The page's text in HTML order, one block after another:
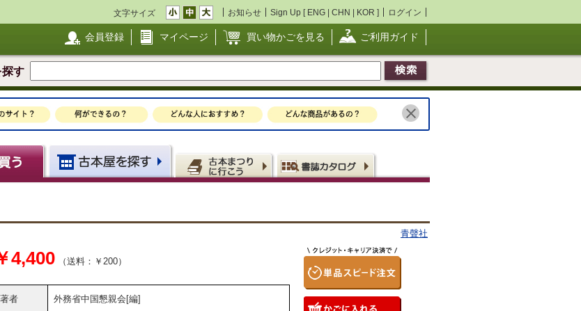
文字サイズ お知らせ Sign Up [ ENG | CHN | KOR ] ログイン
会員登録 マイページ 買い物かごを見る ご利用ガイド
す
青聲社
4,400 （送料：￥200）
著者 外務省中国懇親会[編]